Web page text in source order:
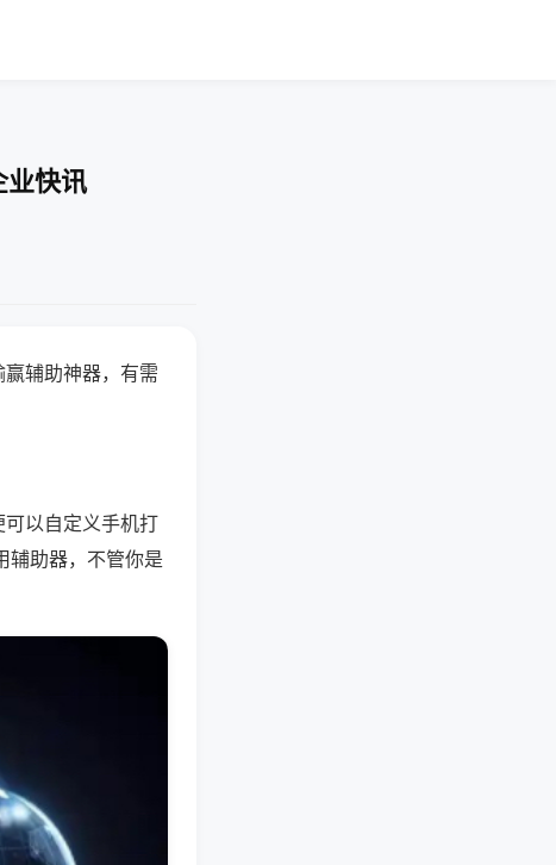
业快讯
辅助神器，有需
以自定义手机打
辅助器，不管你是